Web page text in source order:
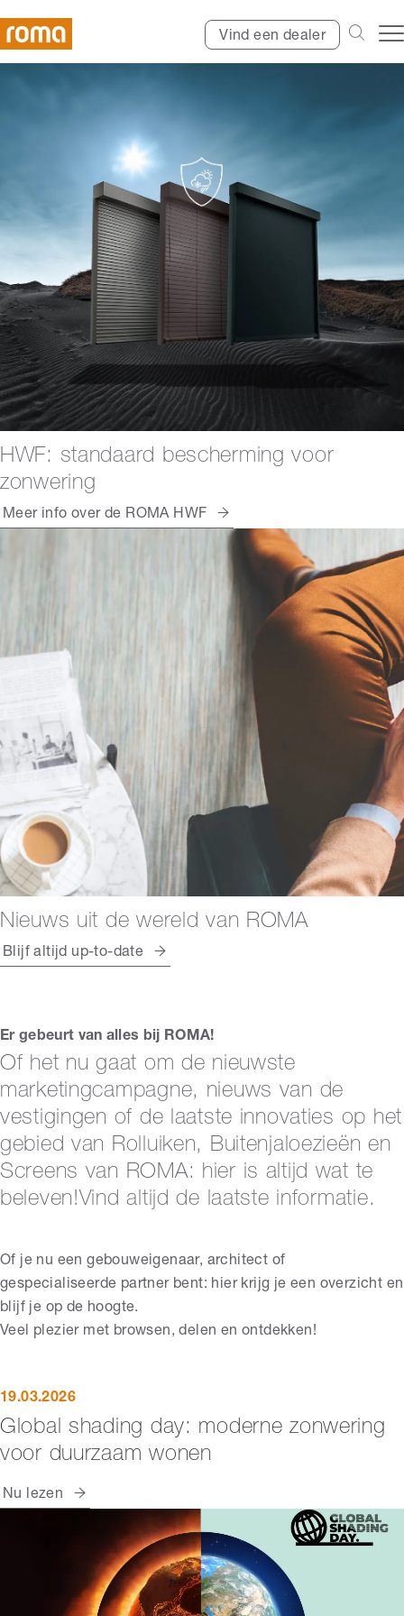
Vind een dealer
HWF: standaard bescherming voor
zonwering
Meer info over de ROMA HWF
Nieuws uit de wereld van ROMA
Blijf altijd up-to-date
Er gebeurt van alles bij ROMA!
Of het nu gaat om de nieuwste
marketingcampagne, nieuws van de
vestigingen of de laatste innovaties op het
gebied van Rolluiken, Buitenjaloezieën en
Screens van ROMA: hier is altijd wat te
beleven!Vind altijd de laatste informatie.
Of je nu een gebouweigenaar, architect of
gespecialiseerde partner bent: hier krijg je een overzicht en
blijf je op de hoogte.
Veel plezier met browsen, delen en ontdekken!
19.03.2026
Global shading day: moderne zonwering
voor duurzaam wonen
Nu lezen